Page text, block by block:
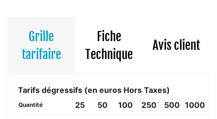
Grille
tarifaire
Fiche
Technique
Avis client
Tarifs dégressifs (en euros Hors Taxes)
Quantité 25 50 100 250 500 1000